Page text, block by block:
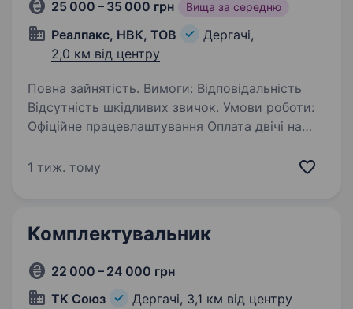
25 000 – 35 000 грн Вища за середню
Реалпакс, НВК, ТОВ
Дергачі,
2,0 км від центру
Повна зайнятість. Вимоги: Відповідальність
Відсутність шкідливих звичок. Умови роботи:
Офіційне працевлаштування Оплата двічі на
маємо навчання ТОВ НВК ʼʼРеалпаксʼʼ
1 тиж. тому
Комплектувальник
22 000 – 24 000 грн
ТК Союз
Дергачі, 3,1 км від центру